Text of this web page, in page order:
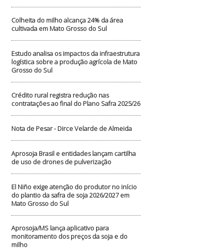
Colheita do milho alcança 24% da área
cultivada em Mato Grosso do Sul
Estudo analisa os impactos da infraestrutura
logística sobre a produção agrícola de Mato
Grosso do Sul
Crédito rural registra redução nas
contratações ao final do Plano Safra 2025/26
Nota de Pesar - Dirce Velarde de Almeida
Aprosoja Brasil e entidades lançam cartilha
de uso de drones de pulverização
El Niño exige atenção do produtor no início
do plantio da safra de soja 2026/2027 em
Mato Grosso do Sul
Aprosoja/MS lança aplicativo para
monitoramento dos preços da soja e do
milho